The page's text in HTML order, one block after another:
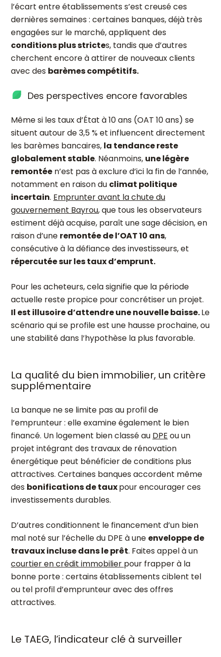
l’écart entre établissements s’est creusé ces
dernières semaines : certaines banques, déjà très
engagées sur le marché, appliquent des
conditions plus strictes, tandis que d’autres
cherchent encore à attirer de nouveaux clients
avec des barèmes compétitifs.
Des perspectives encore favorables
Même si les taux d’État à 10 ans (OAT 10 ans) se
situent autour de 3,5 % et influencent directement
les barèmes bancaires, la tendance reste
globalement stable. Néanmoins, une légère
remontée n’est pas à exclure d’ici la fin de l’année,
notamment en raison du climat politique
incertain. Emprunter avant la chute du
gouvernement Bayrou, que tous les observateurs
estiment déjà acquise, paraît une sage décision, en
raison d’une remontée de l’OAT 10 ans,
consécutive à la défiance des investisseurs, et
répercutée sur les taux d’emprunt.
Pour les acheteurs, cela signifie que la période
actuelle reste propice pour concrétiser un projet.
Il est illusoire d’attendre une nouvelle baisse.Le
scénario qui se profile est une hausse prochaine, ou
une stabilité dans l’hypothèse la plus favorable.
La qualité du bien immobilier, un critère
supplémentaire
La banque ne se limite pas au profil de
l’emprunteur : elle examine également le bien
financé. Un logement bien classé au DPE ou un
projet intégrant des travaux de rénovation
énergétique peut bénéficier de conditions plus
attractives. Certaines banques accordent même
des bonifications de tauxpour encourager ces
investissements durables.
D’autres conditionnent le financement d’un bien
mal noté sur l’échelle du DPE à une enveloppe de
travaux incluse dans le prêt. Faites appel à un
courtier en crédit immobilier pour frapper à la
bonne porte : certains établissements ciblent tel
ou tel profil d’emprunteur avec des offres
attractives.
Le TAEG, l’indicateur clé à surveiller